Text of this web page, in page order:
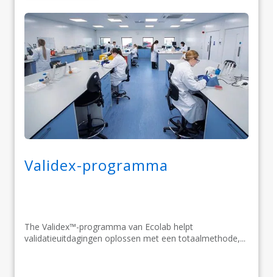
Validex-programma
The Validex™-programma van Ecolab helpt
validatieuitdagingen oplossen met een totaalmethode,...